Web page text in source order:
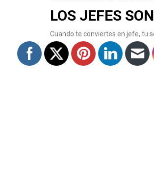
LOS JEFES
Cuando te conviertes en jefe, tu